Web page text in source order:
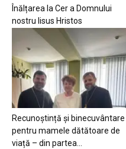
Înălțarea la Cer a Domnului
nostru Iisus Hristos
Recunoștință și binecuvântare
pentru mamele dătătoare de
viață – din partea...